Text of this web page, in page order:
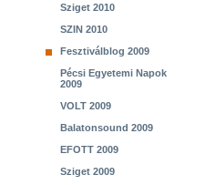
Sziget 2010
SZIN 2010
Fesztiválblog 2009
Pécsi Egyetemi Napok
2009
VOLT 2009
Balatonsound 2009
EFOTT 2009
Sziget 2009